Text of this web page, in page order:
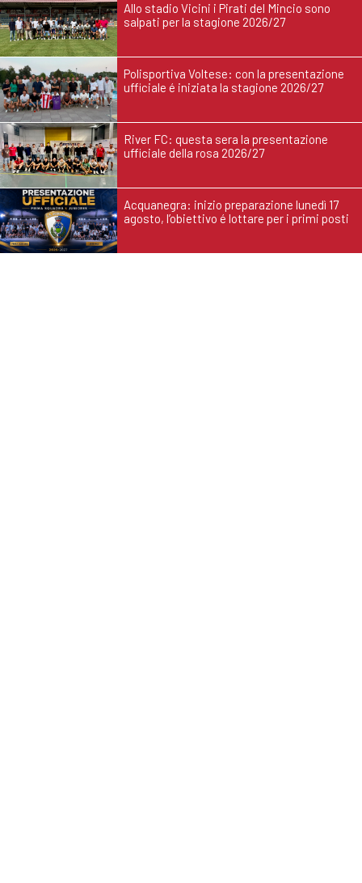
Allo stadio Vicini i Pirati del Mincio sono
salpati per la stagione 2026/27
Polisportiva Voltese: con la presentazione
ufficiale é iniziata la stagione 2026/27
River FC: questa sera la presentazione
ufficiale della rosa 2026/27
Acquanegra: inizio preparazione lunedì 17
agosto, l’obiettivo é lottare per i primi posti